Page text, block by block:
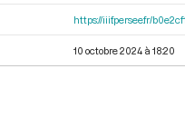
https://iiif.persee.fr/
10 octobre 2024 à 18:20